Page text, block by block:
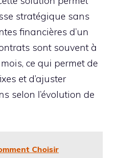
stratégique sans
financières d’un
sont souvent à
ce qui permet de
et d’ajuster
selon l’évolution de
Choisir